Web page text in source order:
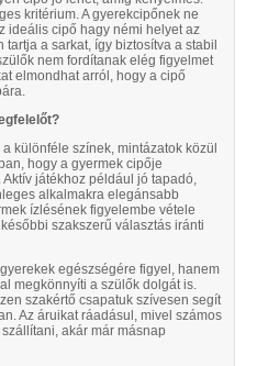
kritérium. A gyerekcipőnek ne
ideális cipő hagy némi helyet az
a sarkat, így biztosítva a stabil
nem fordítanak elég figyelmet
elmondhat arról, hogy a cipő
különféle színek, mintázatok közül
hogy a gyermek cipője
játékhoz például jó tapadó,
alkalmakra elegánsabb
ízlésének figyelembe vétele
szakszerű választás iránti
egészségére figyel, hanem
megkönnyíti a szülők dolgát is.
szakértő csapatuk szívesen segít
Az áruikat ráadásul, mivel számos
akár már másnap